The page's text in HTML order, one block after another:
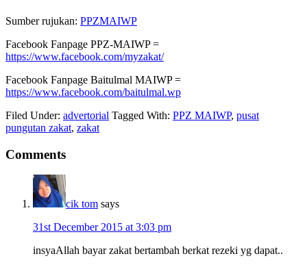
Sumber rujukan: PPZMAIWP
Facebook Fanpage PPZ-MAIWP =
https://www.facebook.com/myzakat/
Facebook Fanpage Baitulmal MAIWP =
https://www.facebook.com/baitulmal.wp
Filed Under: advertorial Tagged With: PPZ MAIWP, pusat
pungutan zakat, zakat
Reader
Interactions
Comments
cik tom says
31st December 2015 at 3:03 pm
insyaAllah bayar zakat bertambah berkat rezeki yg dapat..